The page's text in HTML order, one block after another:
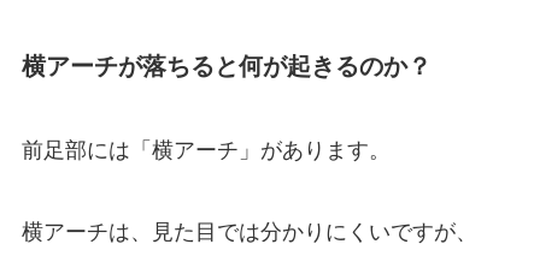
横アーチが落ちると何が起きるのか？
前足部には「横アーチ」があります。
横アーチは、見た目では分かりにくいですが、